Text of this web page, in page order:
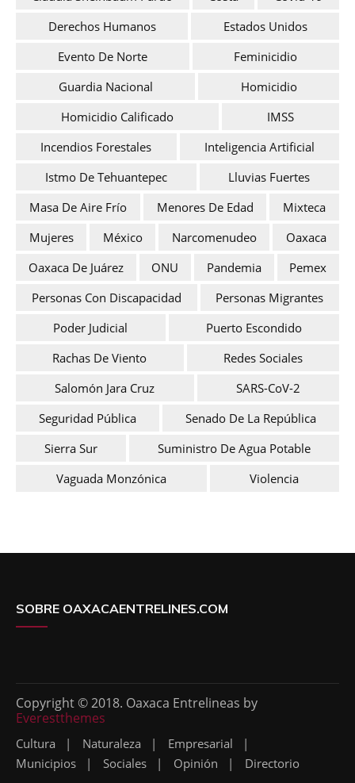
Derechos Humanos
Estados Unidos
Evento De Norte
Feminicidio
Guardia Nacional
Homicidio
Homicidio Calificado
IMSS
Incendios Forestales
Inteligencia Artificial
Istmo De Tehuantepec
Lluvias Fuertes
Masa De Aire Frío
Menores De Edad
Mixteca
Mujeres
México Narcomenudeo
Oaxaca
Oaxaca De Juárez
ONU Pandemia
Pemex
Personas Con Discapacidad
Personas Migrantes
Poder Judicial
Puerto Escondido
Rachas De Viento
Redes Sociales
Salomón Jara Cruz
SARS-CoV-2
Seguridad Pública
Senado De La República
Sierra Sur
Suministro De Agua Potable
Vaguada Monzónica
Violencia
SOBRE OAXACAENTRELINES.COM
Copyright © 2018. Oaxaca Entrelineas by
Everestthemes
Cultura Naturaleza
Empresarial
Municipios
Sociales Opinión Directorio